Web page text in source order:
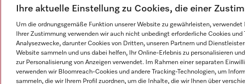
Impressum AGB Datenschutz Nutzungsbedingungen
Ihre aktuelle Einstellung zu Cookies, die einer
Um die ordnungsgemäße Funktion unserer Website zu gewährleisten,
Ihrer Zustimmung verwenden wir auch nicht unbedingt erforderliche Cookies
Analysezwecke, darunter Cookies von Dritten, unseren Partnern und
Website sammeln und uns dabei helfen, Ihr Online-Erlebnis zu personalisieren
zur Personalisierung von Anzeigen verwendet. Im Rahmen einer separaten
verwenden wir Bloomreach-Cookies und andere Tracking-Technologien, um
sammeln, die wir Ihrem Profil zuordnen, um die Inhalte, die wir Ihnen über